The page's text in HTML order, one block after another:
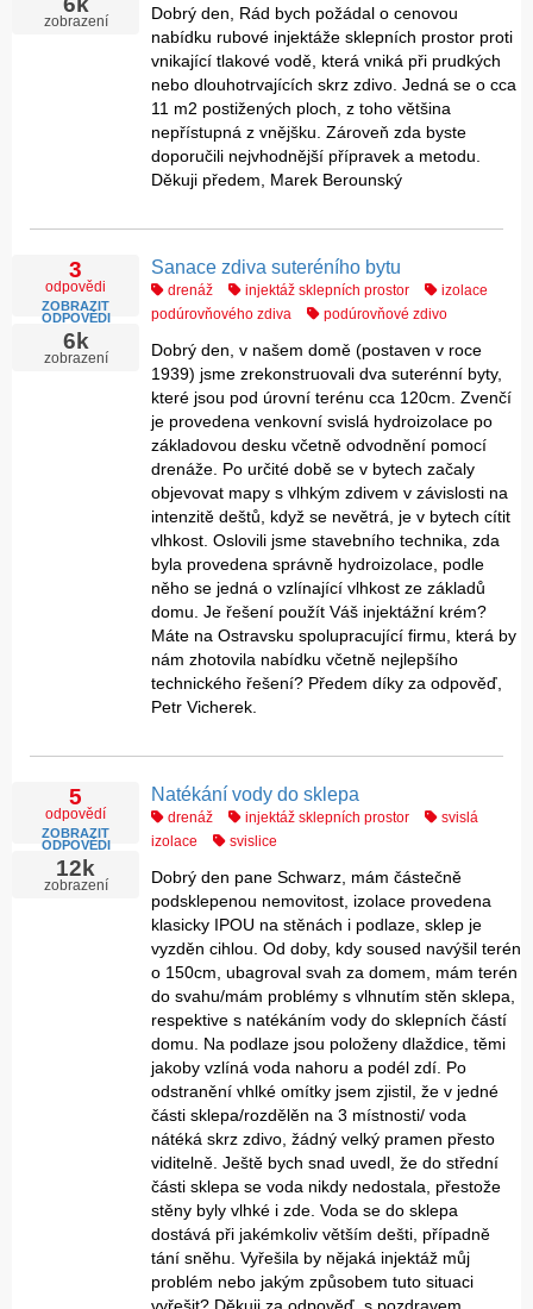
zobrazení
Dobrý den, Rád bych požádal o cenovou
nabídku rubové injektáže sklepních prostor proti
vnikající tlakové vodě, která vniká při prudkých
nebo dlouhotrvajících skrz zdivo. Jedná se o cca
11 m2 postižených ploch, z toho většina
nepřístupná z vnějšku. Zároveň zda byste
doporučili nejvhodnější přípravek a metodu.
Děkuji předem, Marek Berounský
3
odpovědi
ZOBRAZIT
ODPOVĚDI
6k
zobrazení
Sanace zdiva suteréního bytu
drenáž injektáž sklepních prostor
izolace
podúrovňového zdiva
podúrovňové zdivo
Dobrý den, v našem domě (postaven v roce
1939) jsme zrekonstruovali dva suterénní byty,
které jsou pod úrovní terénu cca 120cm. Zvenčí
je provedena venkovní svislá hydroizolace po
základovou desku včetně odvodnění pomocí
drenáže. Po určité době se v bytech začaly
objevovat mapy s vlhkým zdivem v závislosti na
intenzitě deštů, když se nevětrá, je v bytech cítit
vlhkost. Oslovili jsme stavebního technika, zda
byla provedena správně hydroizolace, podle
něho se jedná o vzlínající vlhkost ze základů
domu. Je řešení použít Váš injektážní krém?
Máte na Ostravsku spolupracující firmu, která by
nám zhotovila nabídku včetně nejlepšího
technického řešení? Předem díky za odpověď,
Petr Vicherek.
5
odpovědí
ZOBRAZIT
ODPOVĚDI
12k
zobrazení
Natékání vody do sklepa
drenáž injektáž sklepních prostor
svislá
izolace
svislice
Dobrý den pane Schwarz, mám částečně
podsklepenou nemovitost, izolace provedena
klasicky IPOU na stěnách i podlaze, sklep je
vyzděn cihlou. Od doby, kdy soused navýšil terén
o 150cm, ubagroval svah za domem, mám terén
do svahu/mám problémy s vlhnutím stěn sklepa,
respektive s natékáním vody do sklepních částí
domu. Na podlaze jsou položeny dlaždice, těmi
jakoby vzlíná voda nahoru a podél zdí. Po
odstranění vhlké omítky jsem zjistil, že v jedné
části sklepa/rozdělěn na 3 místnosti/ voda
nátéká skrz zdivo, žádný velký pramen přesto
viditelně. Ještě bych snad uvedl, že do střední
části sklepa se voda nikdy nedostala, přestože
stěny byly vlhké i zde. Voda se do sklepa
dostává při jakémkoliv větším dešti, případně
tání sněhu. Vyřešila by nějaká injektáž můj
problém nebo jakým způsobem tuto situaci